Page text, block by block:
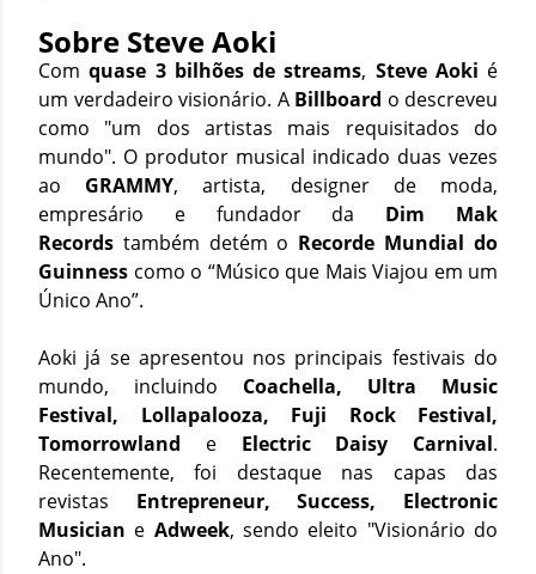
Sobre Steve Aoki
Comquase 3 bilhões de streams, Steve Aoki é
um verdadeiro visionário. A Billboard o descreveu
como "um dos artistas mais requisitados do
mundo". O produtor musical indicado duas vezes
ao GRAMMY, artista, designer de moda,
empresário e fundador da Dim Mak
Records também detém o Recorde Mundial do
Guinness como o “Músico que Mais Viajou em um
Único Ano”.
Aoki já se apresentou nos principais festivais do
mundo, incluindo Coachella, Ultra Music
Festival, Lollapalooza, Fuji Rock Festival,
Tomorrowland e Electric Daisy Carnival.
Recentemente, foi destaque nas capas das
revistas Entrepreneur, Success, Electronic
Musician e Adweek, sendo eleito "Visionário do
Ano".